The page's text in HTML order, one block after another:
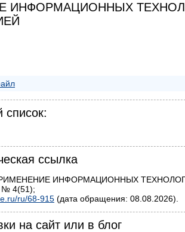
ИНФОРМАЦИОННЫХ
список:
ссылка
ИНФОРМАЦИОННЫХ
№ 4(51);
ru/68-915 (дата обращения: 08.08.2026).
на сайт или в блог